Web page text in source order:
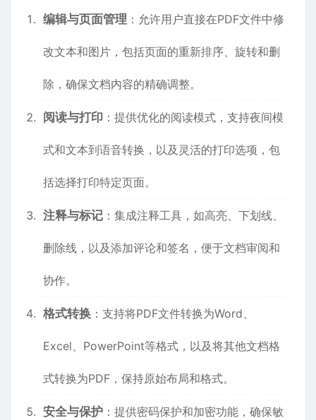
编辑与页面管理 ：允许用户直接在PDF文件中修
改文本和图片，包括页面的重新排序、旋转和删
除，确保文档内容的精确调整。
阅读与打印 ：提供优化的阅读模式，支持夜间模
式和文本到语音转换，以及灵活的打印选项，包
括选择打印特定页面。
注释与标记 ：集成注释工具，如高亮、下划线、
删除线，以及添加评论和签名，便于文档审阅和
协作。
格式转换 ：支持将PDF文件转换为Word、
Excel、PowerPoint等格式，以及将其他文档格
式转换为PDF，保持原始布局和格式。
安全与保护 ：提供密码保护和加密功能，确保敏